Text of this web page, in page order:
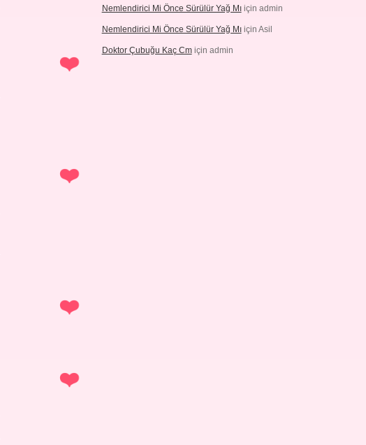
Nemlendirici Mi Önce Sürülür Yağ Mıiçin admin
Nemlendirici Mi Önce Sürülür Yağ Mıiçin Asil
Doktor Çubuğu Kaç Cmiçin admin